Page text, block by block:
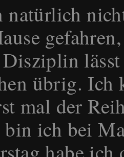
natürlich
übrig. Ich
mal der
ich bei